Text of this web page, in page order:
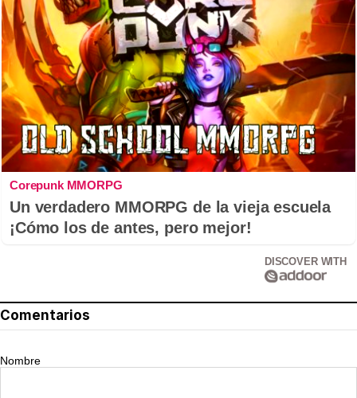
Corepunk MMORPG
Un verdadero MMORPG de la vieja escuela
¡Cómo los de antes, pero mejor!
DISCOVER WITH
Comentarios
Nombre